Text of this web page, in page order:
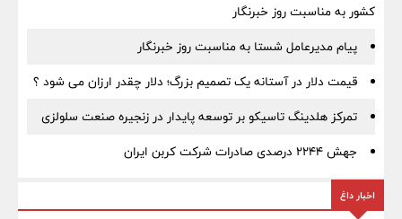
کشور به مناسبت روز خبرنگار
پیام مدیرعامل شستا به مناسبت روز خبرنگار
قیمت دلار در آستانه یک تصمیم بزرگ؛ دلار چقدر ارزان می شود ؟
تمرکز هلدینگ تاسیکو بر توسعه پایدار در زنجیره صنعت سلولزی
جهش ۲۲۴۴ درصدی صادرات شرکت کربن ایران
اخبار داغ